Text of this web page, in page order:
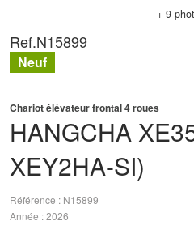
+ 9
HANGCHA
XEY2HA-SI)
Chariot élévateur frontal 4 roues
Référence
N15899
Année 2026
Ref.N15899
Neuf